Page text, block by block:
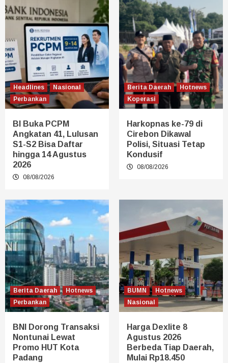
Headlines
Nasional
Perbankan
BI Buka PCPM
Angkatan 41, Lulusan
S1-S2 Bisa Daftar
hingga 14 Agustus
2026
08/08/2026
Berita Daerah
Hotnews
Koperasi
Harkopnas ke-79 di
Cirebon Dikawal
Polisi, Situasi Tetap
Kondusif
08/08/2026
Berita Daerah
Hotnews
Perbankan
BNI Dorong Transaksi
Nontunai Lewat
Promo HUT Kota
Padang
BUMN
Hotnews
Nasional
Harga Dexlite 8
Agustus 2026
Berbeda Tiap Daerah,
Mulai Rp18.450